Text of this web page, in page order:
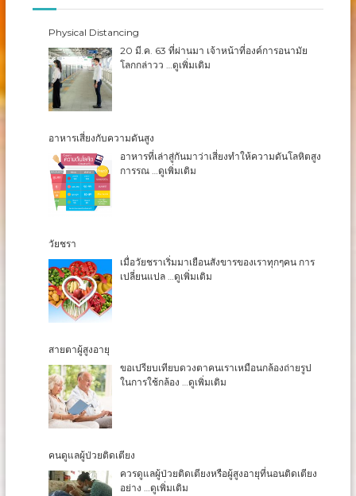
Physical Distancing
20 มี.ค. 63 ที่ผ่านมา เจ้าหน้าที่องค์การอนามัย
โลกกล่าวว
…ดูเพิ่มเติม
อาหารเสี่ยงกับความดันสูง
อาหารที่เล่าสู่กันมาว่าเสี่ยงทำให้ความดันโลหิตสูง
การรณ
…ดูเพิ่มเติม
วัยชรา
เมื่อวัยชราเริ่มมาเยือนสังขารของเราทุกๆคน การ
เปลี่ยนแปล
…ดูเพิ่มเติม
สายตาผู้สูงอายุ
ขอเปรียบเทียบดวงตาคนเราเหมือนกล้องถ่ายรูป
ในการใช้กล้อง
…ดูเพิ่มเติม
คนดูแลผู้ป่วยติดเตียง
ควรดูแลผู้ป่วยติดเตียงหรือผู้สูงอายุที่นอนติดเตียง
อย่าง
…ดูเพิ่มเติม